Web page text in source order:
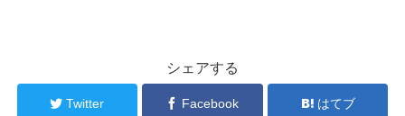
シェアする
Twitter Facebook はてブ